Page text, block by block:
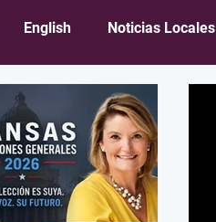
English Noticias Locales
Educación Inmigración
Política Tecnología